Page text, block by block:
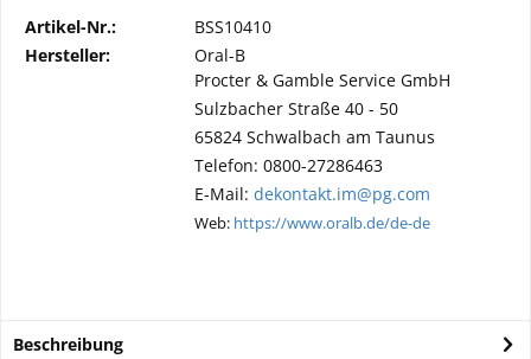
Artikel-Nr.:
BSS10410
Hersteller:
Oral-B
Procter & Gamble Service GmbH
Sulzbacher Straße 40 - 50
65824 Schwalbach am Taunus
Telefon: 0800-27286463
E-Mail: dekontakt.im@pg.com
Web: https://www.oralb.de/de-de
Beschreibung